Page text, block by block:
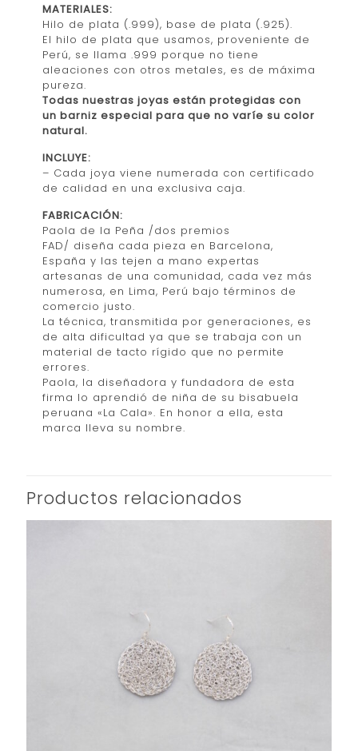
MATERIALES:
Hilo de plata (.999), base de plata (.925).
El hilo de plata que usamos, proveniente de
Perú, se llama .999 porque no tiene
aleaciones con otros metales, es de máxima
pureza.
Todas nuestras joyas están protegidas con
un barniz especial para que no varíe su color
natural.
INCLUYE:
– Cada joya viene numerada con certificado
de calidad en una exclusiva caja.
FABRICACIÓN:
Paola de la Peña /dos premios
FAD/ diseña cada pieza en Barcelona,
España y las tejen a mano expertas
artesanas de una comunidad, cada vez más
numerosa, en Lima, Perú bajo términos de
comercio justo.
La técnica, transmitida por generaciones, es
de alta dificultad ya que se trabaja con un
material de tacto rígido que no permite
errores.
Paola, la diseñadora y fundadora de esta
firma lo aprendió de niña de su bisabuela
peruana «La Cala». En honor a ella, esta
marca lleva su nombre.
Productos relacionados